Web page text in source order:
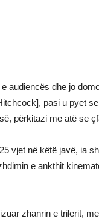
audiencës dhe jo
pasi u pyet
përkitazi me atë se
vjet në këtë javë, ia
e ankthit
zhanrin e trilerit,